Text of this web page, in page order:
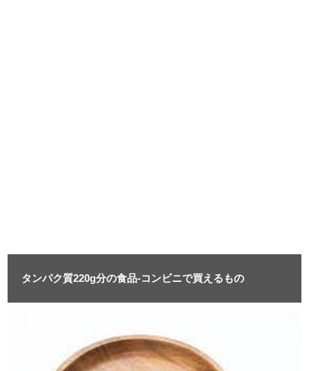
タンパク質220g分の食品-コンビニで買えるもの